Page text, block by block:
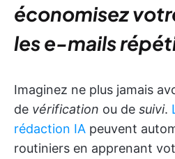
économisez
les e-mails
Imaginez ne plus jamais
de vérification ou de suivi.
rédaction IA peuvent
routiniers en apprenant